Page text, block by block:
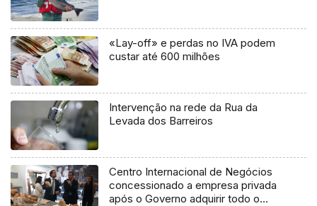
«Lay-off» e perdas no IVA podem
custar até 600 milhões
Intervenção na rede da Rua da
Levada dos Barreiros
Centro Internacional de Negócios
concessionado a empresa privada
após o Governo adquirir todo o